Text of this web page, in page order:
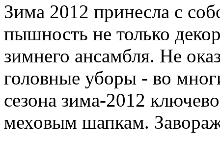
Зима 2012 принесла с
пышность не только
зимнего ансамбля. Не
головные уборы - во
сезона зима-2012
меховым шапкам.